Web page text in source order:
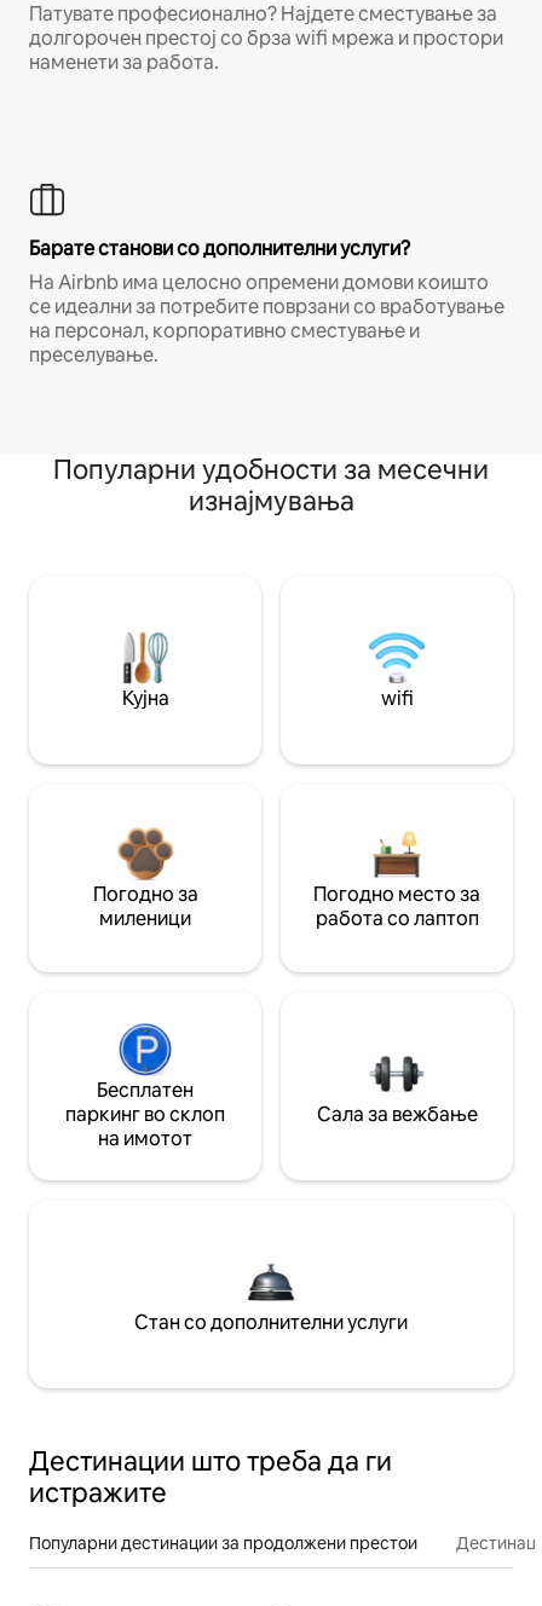
Патувате професионално? Најдете сместување за
долгорочен престој со брза wifi мрежа и простори
наменети за работа.
Барате станови со дополнителни услуги?
На Airbnb има целосно опремени домови коишто
се идеални за потребите поврзани со вработување
на персонал, корпоративно сместување и
преселување.
Популарни удобности за месечни
изнајмувања
Кујна wifi
Погодно за
миленици
Погодно место за
работа со лаптоп
Бесплатен
паркинг во склоп
на имотот
Сала за вежбање
Стан со дополнителни услуги
Дестинации што треба да ги
истражите
Популарни дестинации за продолжени престои